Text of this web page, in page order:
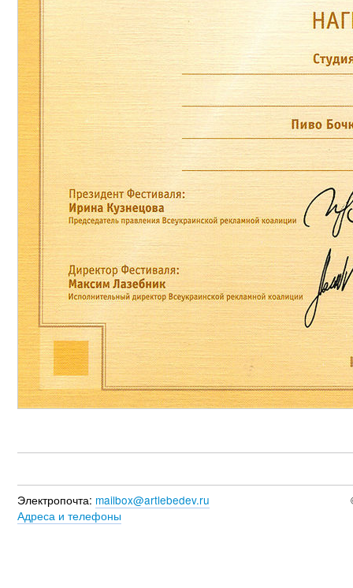
Электропочта: mailbox@artlebedev.ru
Адреса и телефоны